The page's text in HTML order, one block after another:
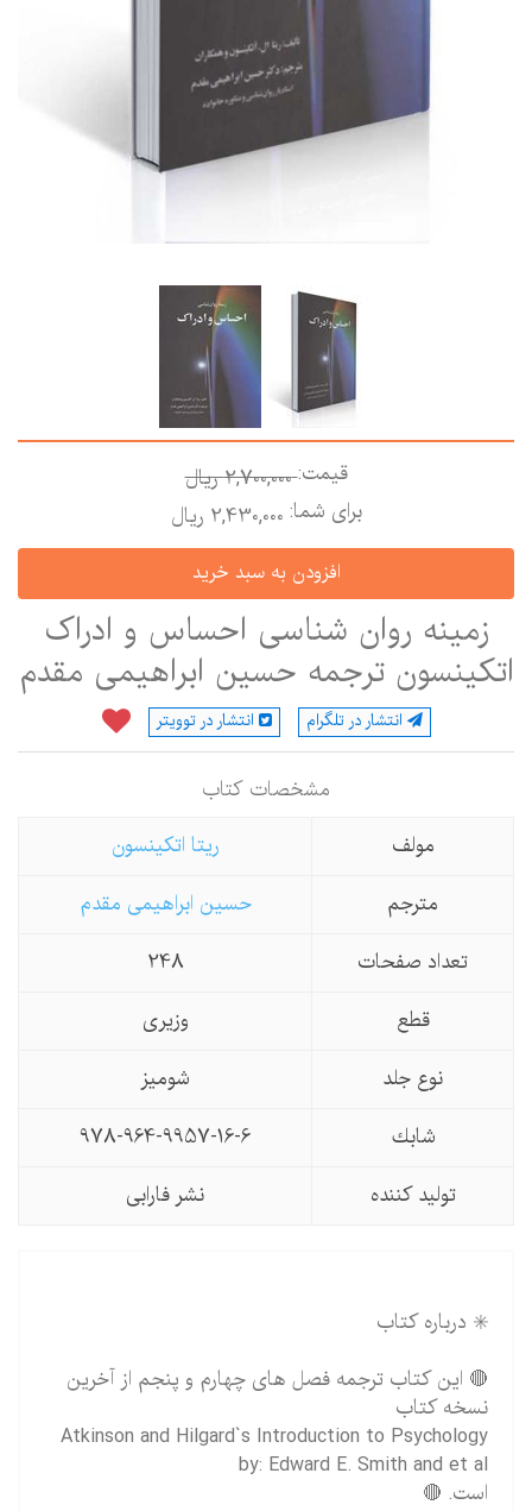
قیمت:2,700,000 ريال
برای شما: 2,430,000 ريال
زمینه روان شناسی احساس و ادراک
اتکینسون ترجمه حسین ابراهیمی مقدم
انتشار در تلگرام انتشار در توویتر
مشخصات كتاب
مولف
ریتا اتکینسون
مترجم
حسین ابراهیمی مقدم
تعداد صفحات
248
قطع
وزیری
نوع جلد
شومیز
شابك
978-964-9957-16-6
تولید کننده
نشر فارابی
✳️ درباره کتاب
🔴 این کتاب ترجمه فصل های چهارم و پنجم از آخرین
نسخه کتاب
Atkinson and Hilgard`s Introduction to Psychology
by: Edward E. Smith and et al
است. 🔴